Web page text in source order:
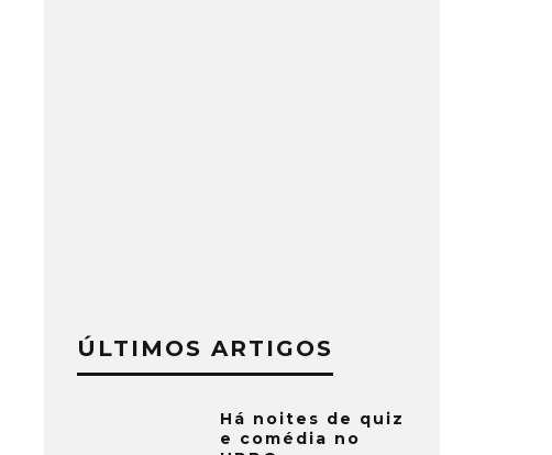
ÚLTIMOS ARTIGOS
Há noites de quiz
e comédia no